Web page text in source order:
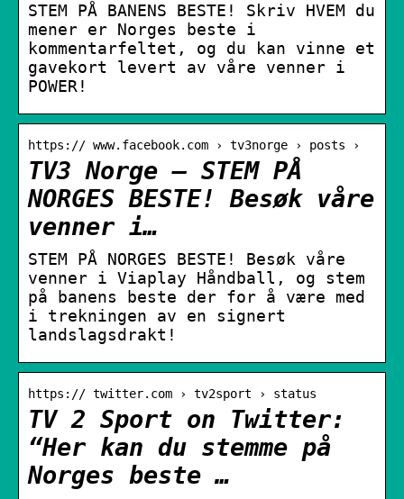
STEM PÅ BANENS BESTE! Skriv HVEM du
mener er Norges beste i
kommentarfeltet, og du kan vinne et
gavekort levert av våre venner i
POWER!
https:// www.facebook.com › tv3norge › posts ›
TV3 Norge – STEM PÅ
NORGES BESTE! Besøk våre
venner i…
STEM PÅ NORGES BESTE! Besøk våre
venner i Viaplay Håndball, og stem
på banens beste der for å være med
i trekningen av en signert
landslagsdrakt!
https:// twitter.com › tv2sport › status
TV 2 Sport on Twitter:
“Her kan du stemme på
Norges beste …